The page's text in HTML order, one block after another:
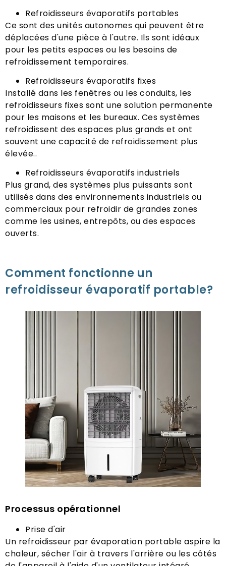
Refroidisseurs évaporatifs portables
Ce sont des unités autonomes qui peuvent être
déplacées d'une pièce à l'autre. Ils sont idéaux
pour les petits espaces ou les besoins de
refroidissement temporaires.
Refroidisseurs évaporatifs fixes
Installé dans les fenêtres ou les conduits, les
refroidisseurs fixes sont une solution permanente
pour les maisons et les bureaux. Ces systèmes
refroidissent des espaces plus grands et ont
souvent une capacité de refroidissement plus
élevée..
Refroidisseurs évaporatifs industriels
Plus grand, des systèmes plus puissants sont
utilisés dans des environnements industriels ou
commerciaux pour refroidir de grandes zones
comme les usines, entrepôts, ou des espaces
ouverts.
Comment fonctionne un
refroidisseur évaporatif portable?
Processus opérationnel
Prise d'air
Un refroidisseur par évaporation portable aspire la
chaleur, sécher l'air à travers l'arrière ou les côtés